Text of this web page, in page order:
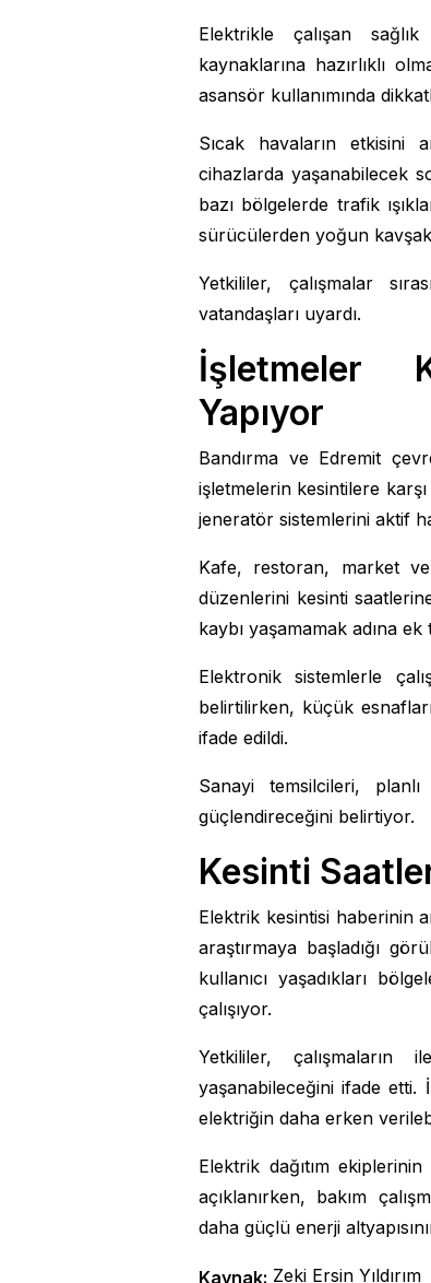
Elektrikle çalışan
kaynaklarına hazırlıklı
asansör kullanımında
Sıcak havaların etkisini
cihazlarda yaşanabilecek
bazı bölgelerde trafik
sürücülerden yoğun
Yetkililer, çalışmalar
vatandaşları uyardı.
İşletmeler
Yapıyor
Bandırma ve Edremit
işletmelerin kesintilere
jeneratör sistemlerini aktif
Kafe, restoran, market
düzenlerini kesinti
kaybı yaşamamak adına
Elektronik sistemlerle
belirtilirken, küçük
ifade edildi.
Sanayi temsilcileri, planlı
güçlendireceğini belirtiyor.
Kesinti
Elektrik kesintisi haberinin
araştırmaya başladığı
kullanıcı yaşadıkları
çalışıyor.
Yetkililer, çalışmaların
yaşanabileceğini ifade etti.
elektriğin daha erken
Elektrik dağıtım
açıklanırken, bakım
daha güçlü enerji
Kaynak: Zeki Ersin Yıldırım